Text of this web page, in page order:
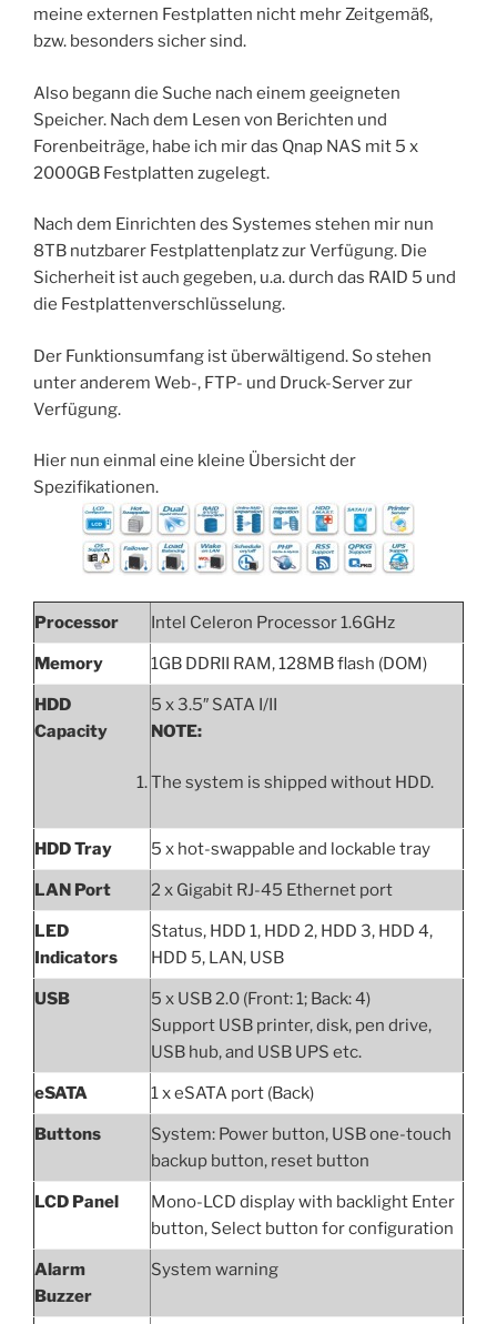
meine externen Festplatten nicht mehr Zeitgemäß,
bzw. besonders sicher sind.
Also begann die Suche nach einem geeigneten
Speicher. Nach dem Lesen von Berichten und
Forenbeiträge, habe ich mir das Qnap NAS mit 5 x
2000GB Festplatten zugelegt.
Nach dem Einrichten des Systemes stehen mir nun
8TB nutzbarer Festplattenplatz zur Verfügung. Die
Sicherheit ist auch gegeben, u.a. durch das RAID 5 und
die Festplattenverschlüsselung.
Der Funktionsumfang ist überwältigend. So stehen
unter anderem Web-, FTP- und Druck-Server zur
Verfügung.
Hier nun einmal eine kleine Übersicht der
Spezifikationen.
Processor Intel Celeron Processor 1.6GHz
Memory 1GB DDRII RAM, 128MB flash (DOM)
HDD
Capacity
5 x 3.5″ SATA I/II
NOTE:
The system is shipped without HDD.
HDD Tray 5 x hot-swappable and lockable tray
LAN Port 2 x Gigabit RJ-45 Ethernet port
LED
Indicators
Status, HDD 1, HDD 2, HDD 3, HDD 4,
HDD 5, LAN, USB
USB
5 x USB 2.0 (Front: 1; Back: 4)
Support USB printer, disk, pen drive,
USB hub, and USB UPS etc.
eSATA 1 x eSATA port (Back)
Buttons
System: Power button, USB one-touch
backup button, reset button
LCD Panel
Mono-LCD display with backlight Enter
button, Select button for configuration
Alarm
Buzzer
System warning